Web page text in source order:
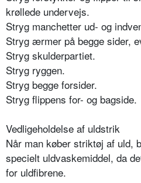
krøllede undervejs.
Stryg manchetter ud- og
Stryg ærmer på begge sider,
Stryg skulderpartiet.
Stryg ryggen.
Stryg begge forsider.
Stryg flippens for- og bagside.
Vedligeholdelse af uldstrik
Når man køber striktøj af uld,
specielt uldvaskemiddel, da
for uldfibrene.